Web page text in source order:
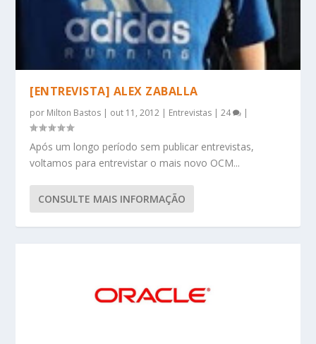
[ENTREVISTA] ALEX ZABALLA
por Milton Bastos | out 11, 2012 | Entrevistas |24 |
Após um longo período sem publicar entrevistas,
voltamos para entrevistar o mais novo OCM...
CONSULTE MAIS INFORMAÇÃO